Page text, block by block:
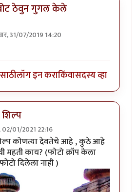
ठेवुन गुगल केले
31/07/2019 14:20
लॉग इन कराकिंवासदस्य व्हा
02/01/2021 22:16
कोणत्या देवतेचे आहे , कुठे आहे
महती काय? (फोटो क्रॉप केला
दिलेला नाही )